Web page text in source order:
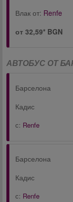
Влак от: Renfe
от 32,59* BGN
АВТОБУС ОТ
Барселона
Кадис
с: Renfe
Барселона
Кадис
с: Renfe